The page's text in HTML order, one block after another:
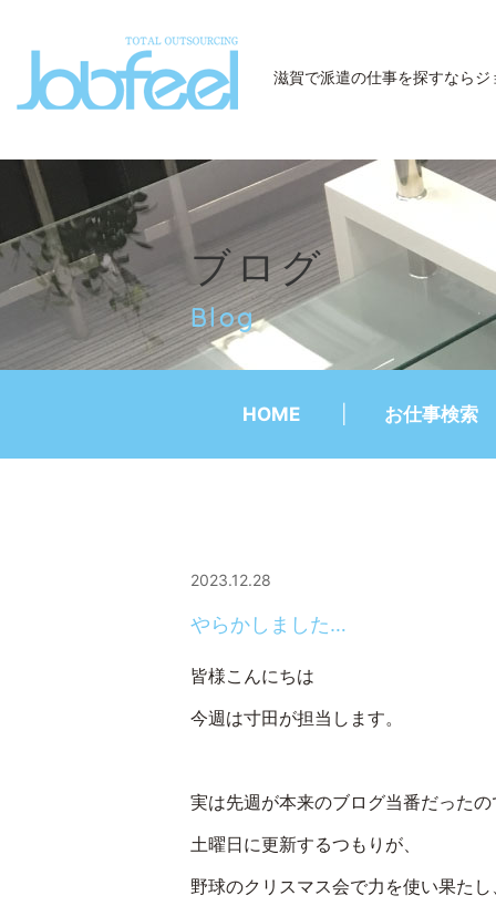
滋賀で派遣の仕事を探すならジ
ブログ
Blog
HOME お仕事検索
2023.12.28
やらかしました…
皆様こんにちは
今週は寸田が担当します。
実は先週が本来のブログ当番だったの
土曜日に更新するつもりが、
野球のクリスマス会で力を使い果たし